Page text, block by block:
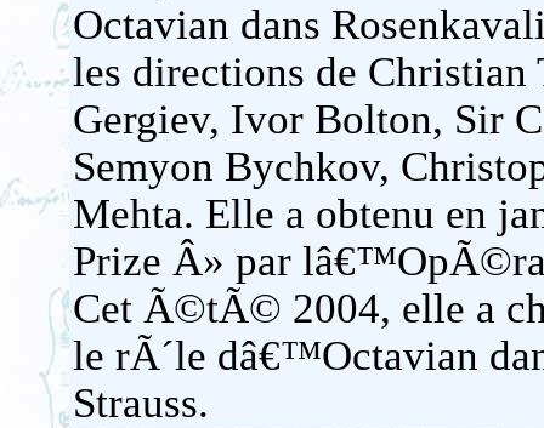
Octavian dans
les directions de
Gergiev, Ivor Bolton, Sir
Semyon Bychkov,
Mehta. Elle a obtenu en
Prize Â» par lâ€™OpÃ©ra
Cet Ã©tÃ© 2004, elle a
le rÃ´le dâ€™Octavian
Strauss.